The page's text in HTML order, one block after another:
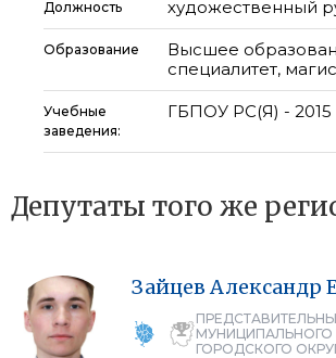
Должность художественный
Образование
Высшее
специалитет,
Учебные
заведения:
ГБПОУ РС(Я) - 2015
Депутаты того же
Зайцев Александр
МУНИЦИПАЛЬНОГО
ГОРОДСКОГО